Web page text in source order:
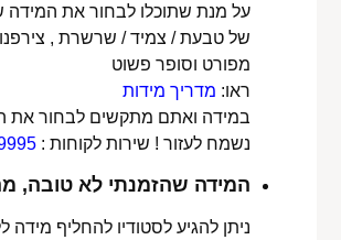
על מנת שתוכלו לבחור את
של טבעת / צמיד / שרשרת ,
מפורט וסופר פשוט
ראו: מדריך מידות
במידה ואתם מתקשים לבחור את
נשמח לעזור ! שירות לקוחות :
המידה שהזמנתי לא טובה,
ניתן להגיע לסטודיו להחליף מידה